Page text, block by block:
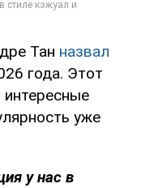
Тан назвал
года. Этот
уже
у нас в